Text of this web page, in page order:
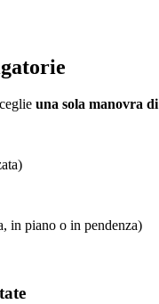
una sola manovra
in piano o in pendenza)